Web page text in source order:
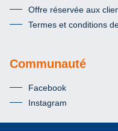
Offre réservée aux
Termes et conditions
Communauté
Facebook
Instagram